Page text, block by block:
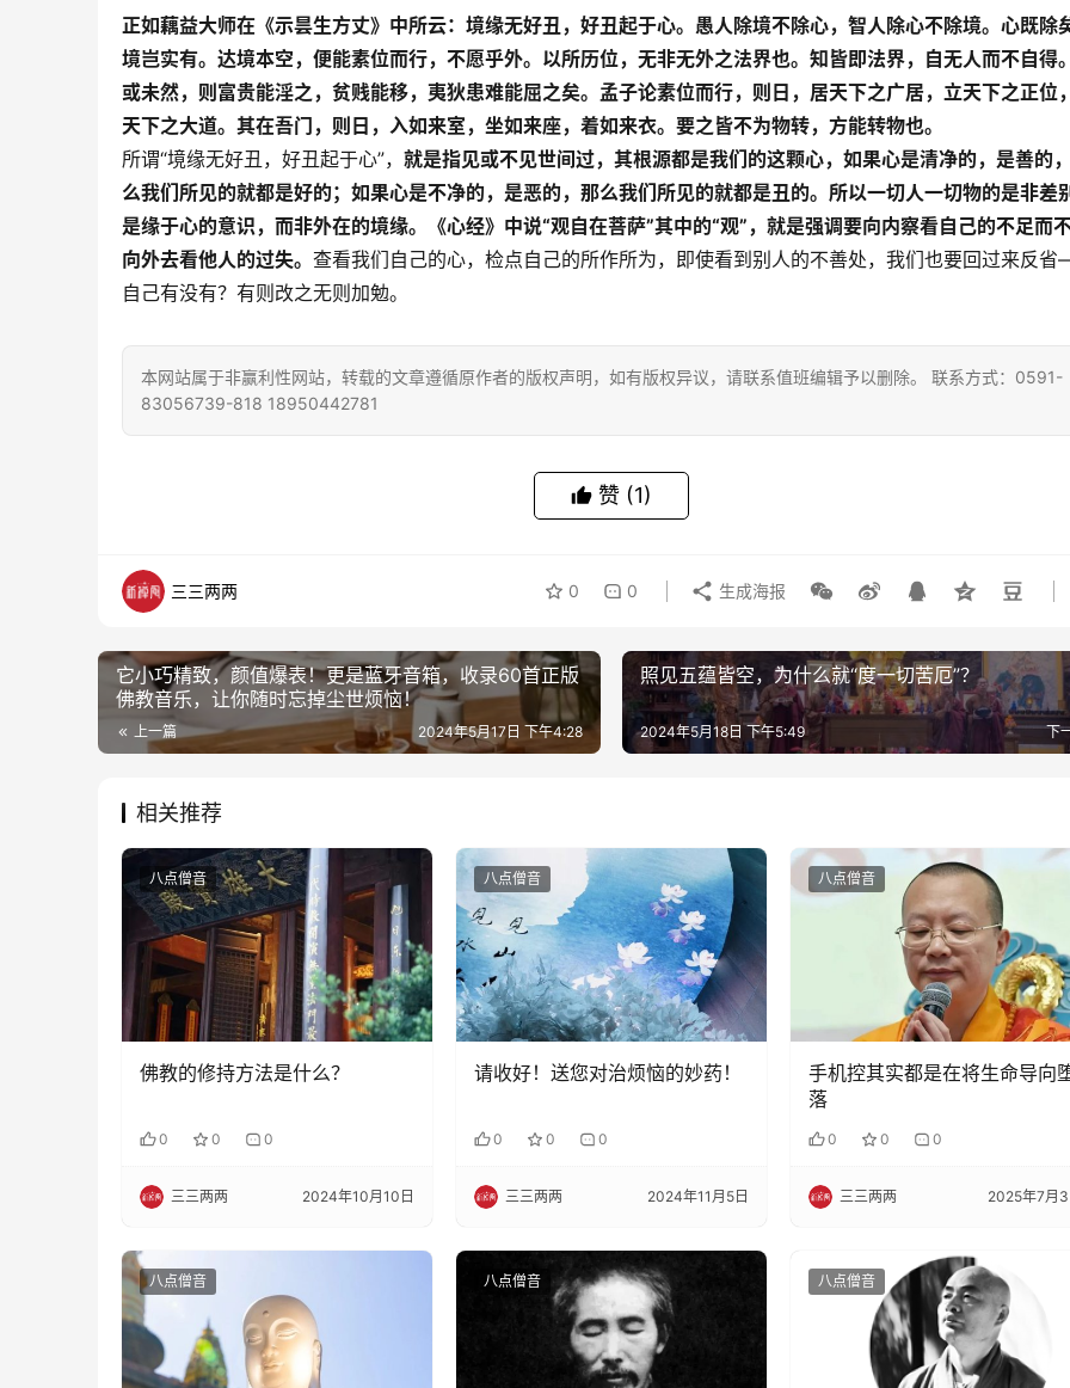
正如藕益大师在《示昙生方丈》中所云：境缘无好丑，好丑起于心。愚人除境不除心，智人除心不除境。心既除
境岂实有。达境本空，便能素位而行，不愿乎外。以所历位，无非无外之法界也。知皆即法界，自无人而不自得
或未然，则富贵能淫之，贫贱能移，夷狄患难能屈之矣。孟子论素位而行，则日，居天下之广居，立天下之正位
天下之大道。其在吾门，则日，入如来室，坐如来座，着如来衣。要之皆不为物转，方能转物也。
所谓“境缘无好丑，好丑起于心”， 就是指见或不见世间过，其根源都是我们的这颗心，如果心是清净的，是善的
么我们所见的就都是好的； 如果心是不净的，是恶的，那么我们所见的就都是丑的。 所以一切人一切物的是非差
是缘于心的意识，而非外在的境缘。
《心经》中说“观自在菩萨”其中的“观”，就是强调要向内察看自己的不足而
向外去看他人的过失。 查看我们自己的心，检点自己的所作所为，即使看到别人的不善处，我们也要回过来反
自己有没有？有则改之无则加勉。
本网站属于非赢利性网站，转载的文章遵循原作者的版权声明，如有版权异议，请联系值班编辑予以删除。 联系方式：0591-
83056739-818 18950442781
赞 (1)
三三两两 0 0 生成海报
它小巧精致，颜值爆表！更是蓝牙音箱，收录60首正版
佛教音乐，让你随时忘掉尘世烦恼！
上一篇 2024年5月17日 下午4:28
照见五蕴皆空，为什么就“度一切苦厄”？
下
2024年5月18日 下午5:49
相关推荐
八点僧音
佛教的修持方法是什么？
0 0 0
三三两两 2024年10月10日
八点僧音
请收好！送您对治烦恼的妙药！
0 0 0
三三两两 2024年11月5日
八点僧音
手机控其实都是在将生命导向
落
0 0 0
三三两两 2025年7月
八点僧音 八点僧音 八点僧音